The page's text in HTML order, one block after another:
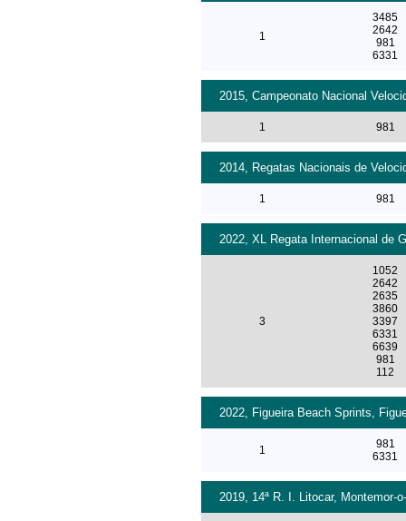
1
3485
2642
981
6331
2015, Campeonato Nacional
1 981
2014, Regatas Nacionais de
1 981
2022, XL Regata Internacional de
3
1052
2642
2635
3860
3397
6331
6639
981
112
2022, Figueira Beach Sprints,
1
981
6331
2019, 14ª R. I. Litocar, Montemor-